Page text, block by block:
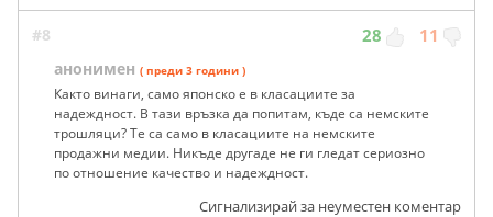
#8 28 11
анонимен ( преди 3 години )
Както винаги, само японско е в класациите за
надеждност. В тази връзка да попитам, къде са немските
трошляци? Те са само в класациите на немските
продажни медии. Никъде другаде не ги гледат сериозно
по отношение качество и надеждност.
Сигнализирай за неуместен коментар